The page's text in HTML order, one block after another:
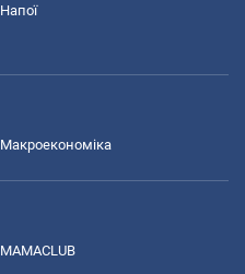
Напої
Макроекономіка
MAMACLUB